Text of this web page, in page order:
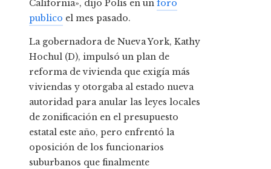
California», dijo Polis en un foro
publico el mes pasado.
La gobernadora de Nueva York, Kathy
Hochul (D), impulsó un plan de
reforma de vivienda que exigía más
viviendas y otorgaba al estado nueva
autoridad para anular las leyes locales
de zonificación en el presupuesto
estatal este año, pero enfrentó la
oposición de los funcionarios
suburbanos que finalmente